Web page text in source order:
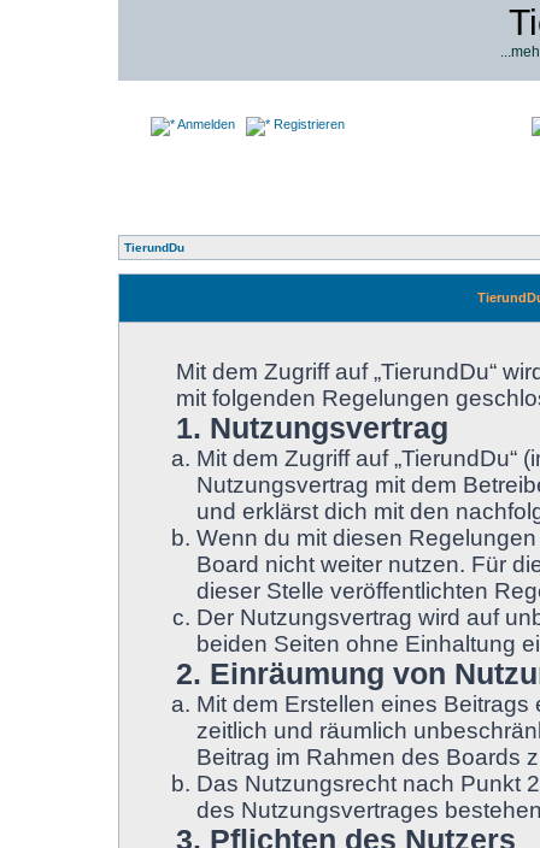
Anmelden Registrieren
TierundDu
Mit dem Zugriff auf „TierundDu“
mit folgenden Regelungen
1. Nutzungsvertrag
Mit dem Zugriff auf „TierundDu“
Nutzungsvertrag mit dem
und erklärst dich mit den
Wenn du mit diesen
Board nicht weiter nutzen. Für
dieser Stelle veröffentlichten
Der Nutzungsvertrag wird auf
beiden Seiten ohne Einhaltung
2. Einräumung von
Mit dem Erstellen eines
zeitlich und räumlich
Beitrag im Rahmen des Boards
Das Nutzungsrecht nach Punkt
des Nutzungsvertrages
3. Pflichten des Nutzers